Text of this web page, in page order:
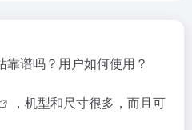
靠谱吗？用户如何使用？
，机型和尺寸很多，而且可